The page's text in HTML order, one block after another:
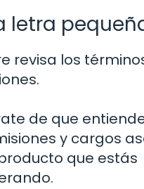
letra
revisa los
de que
y cargos
que estás